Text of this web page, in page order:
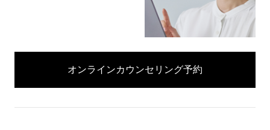
オンラインカウンセリング予約